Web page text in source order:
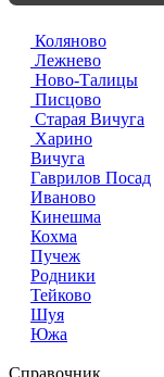
Коляново
Лежнево
Ново-Талицы
Писцово
Старая Вичуга
Харино
Вичуга
Гаврилов Посад
Иваново
Кинешма
Кохма
Пучеж
Родники
Тейково
Шуя
Южа
Справочник